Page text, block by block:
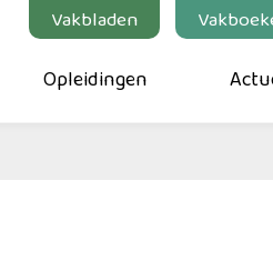
Vakbladen
Opleidingen